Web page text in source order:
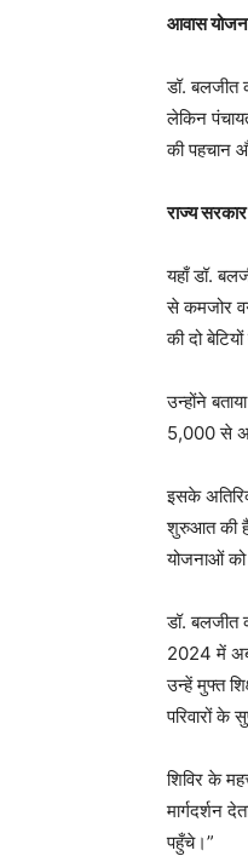
आवास
डॉ. बलजीत
लेकिन
की पहचान
राज्य
यहाँ डॉ.
से कमजोर
की दो
उन्होंने
5,000 से
इसके
शुरुआत की
योजनाओं
डॉ. बलजीत
2024 में अब
उन्हें मुफ्त
परिवारों के
शिविर के
मार्गदर्शन
पहुँचे।”